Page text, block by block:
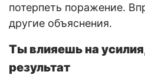
потерпеть поражение.
другие объяснения.
Ты влияешь на
результат